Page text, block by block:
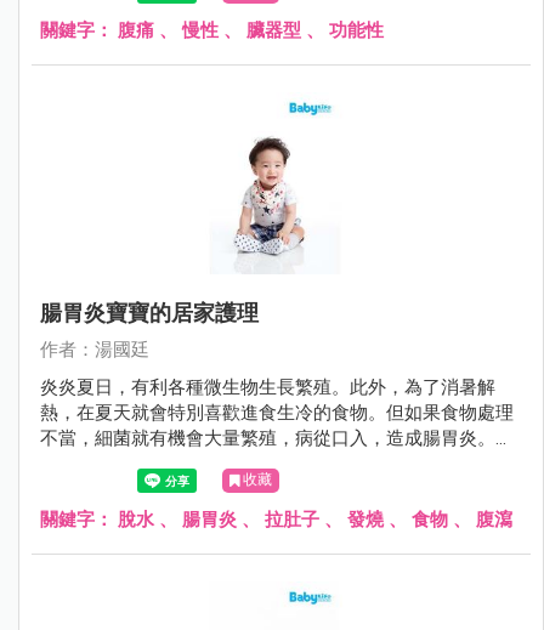
題，但許多父母又怕因為疏忽大意而延誤病情，搞得一個頭
關鍵字： 腹痛 、慢性 、 臟器型 、 功能性
腸胃炎寶寶的居家護理
作者：湯國廷
炎炎夏日，有利各種微生物生長繁殖。此外，為了消暑解
熱，在夏天就會特別喜歡進食生冷的食物。但如果食物處理
不當，細菌就有機會大量繁殖，病從口入，造成腸胃炎。腸
胃炎的症狀不外乎嘔吐與腹瀉，其症狀可輕可重，就醫之
前，如何避免進一步惡化，其實有些撇步。
收藏
關鍵字： 脫水 、 腸胃炎 、 拉肚子 、 發燒、 食物 、 腹瀉